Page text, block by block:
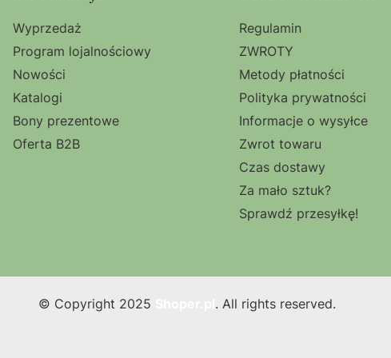
Wyprzedaż
Program lojalnościowy
Nowości
Katalogi
Bony prezentowe
Oferta B2B
Regulamin
ZWROTY
Metody płatności
Polityka prywatności
Informacje o wysyłce
Zwrot towaru
Czas dostawy
Za mało sztuk?
Sprawdź przesyłkę!
© Copyright 2025 . All rights reserved.